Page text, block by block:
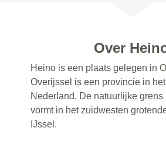
Over
Heino is een plaats gelegen in
Overijssel is een provincie in
Nederland. De natuurlijke grens
vormt in het zuidwesten
IJssel.